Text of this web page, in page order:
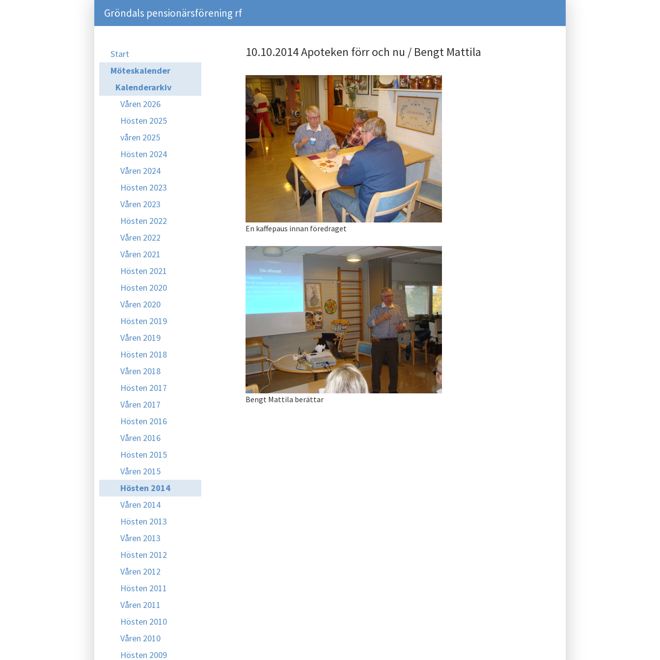
Gröndals pensionärsförening rf
Start
Möteskalender
Kalenderarkiv
Våren 2026
Hösten 2025
våren 2025
Hösten 2024
Våren 2024
Hösten 2023
Våren 2023
Hösten 2022
Våren 2022
Våren 2021
Hösten 2021
Hösten 2020
Våren 2020
Hösten 2019
Våren 2019
Hösten 2018
Våren 2018
Hösten 2017
Våren 2017
Hösten 2016
Våren 2016
Hösten 2015
Våren 2015
Hösten 2014
Våren 2014
Hösten 2013
Våren 2013
Hösten 2012
Våren 2012
Hösten 2011
Våren 2011
Hösten 2010
Våren 2010
Hösten 2009
10.10.2014 Apoteken förr och nu / Bengt Mattila
En kaffepaus innan föredraget
Bengt Mattila berättar